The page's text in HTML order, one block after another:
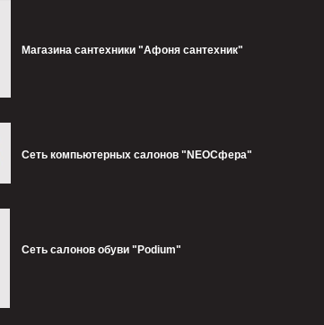
Магазина сантехники "Афоня сантехник"
Сеть компьютерных салонов "NEOСфера"
Сеть салонов обуви "Podium"